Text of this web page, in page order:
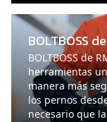
BOLTBOSS
BOLTBOSS de
herramientas
manera más
los pernos
necesario que